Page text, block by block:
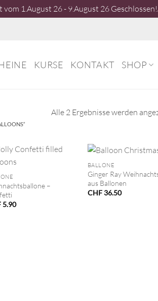
1.August 26 - 9.August 26
KURSE KONTAKT SHOP
Alle 2 Ergebnisse werden
–
5.90
+
BALLONE
Ginger Ray
aus Ballonen
CHF36.50